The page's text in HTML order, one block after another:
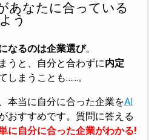
あなたに合っている
う
なるのは企業選び。
うと、自分と合わずに内定
しまうことも……。
本当に自分に合った企業をAI
おすすめです。質問に答える
に自分に合った企業がわかる!